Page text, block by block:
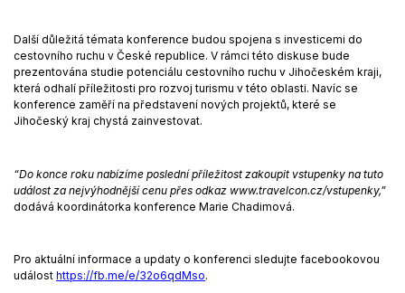
Další důležitá témata konference budou spojena s investicemi do
cestovního ruchu v České republice. V rámci této diskuse bude
prezentována studie potenciálu cestovního ruchu v Jihočeském kraji,
která odhalí příležitosti pro rozvoj turismu v této oblasti. Navíc se
konference zaměří na představení nových projektů, které se
Jihočeský kraj chystá zainvestovat.
“Do konce roku nabízíme poslední příležitost zakoupit vstupenky na tuto
událost za nejvýhodnější cenu přes odkaz www.travelcon.cz/vstupenky,”
dodává koordinátorka konference Marie Chadimová.
Pro aktuální informace a updaty o konferenci sledujte facebookovou
událost https://fb.me/e/32o6qdMso.